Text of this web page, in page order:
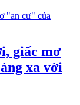
giấc mơ
xa vời